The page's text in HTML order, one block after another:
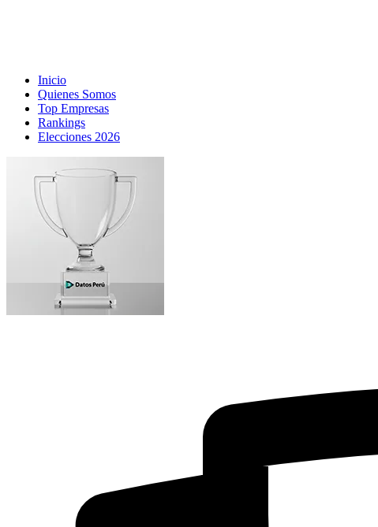
Inicio
Quienes Somos
Top Empresas
Rankings
Elecciones 2026